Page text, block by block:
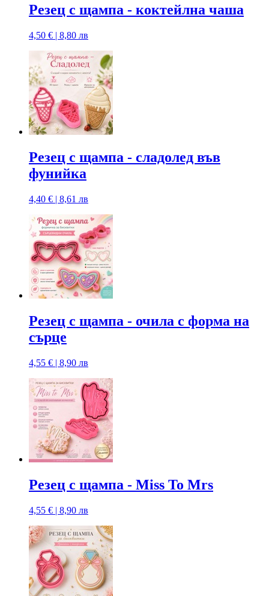
Резец с щампa - коктейлна чаша
4,50 € | 8,80 лв
Резец с щампa - сладолед във
фунийка
4,40 € | 8,61 лв
Резец с щампа - очила с форма на
сърце
4,55 € | 8,90 лв
Резец с щампа - Miss To Mrs
4,55 € | 8,90 лв